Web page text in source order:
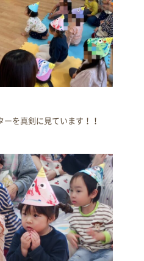
ーを真剣に見ています！！